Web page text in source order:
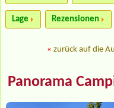
Lage Rezensionen
« zurück auf die
Panorama